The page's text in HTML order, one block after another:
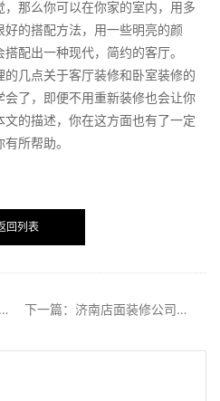
那么你可以在你家的室内，用多
的搭配方法，用一些明亮的颜
配出一种现代，简约的客厅。
几点关于客厅装修和卧室装修的
了，即便不用重新装修也会让你
的描述，你在这方面也有了一定
所帮助。
回列表
上一篇：济南专卖店装修有哪些技巧 下一篇：济南店面装修公司分析淘宝店面的装修技巧